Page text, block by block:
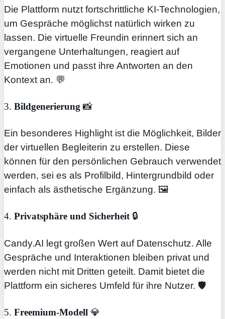
Die Plattform nutzt fortschrittliche KI-Technologien,
um Gespräche möglichst natürlich wirken zu
lassen. Die virtuelle Freundin erinnert sich an
vergangene Unterhaltungen, reagiert auf
Emotionen und passt ihre Antworten an den
Kontext an. 💬
3. Bildgenerierung 📸
Ein besonderes Highlight ist die Möglichkeit, Bilder
der virtuellen Begleiterin zu erstellen. Diese
können für den persönlichen Gebrauch verwendet
werden, sei es als Profilbild, Hintergrundbild oder
einfach als ästhetische Ergänzung. 🖼️
4. Privatsphäre und Sicherheit🔒
Candy.AI legt großen Wert auf Datenschutz. Alle
Gespräche und Interaktionen bleiben privat und
werden nicht mit Dritten geteilt. Damit bietet die
Plattform ein sicheres Umfeld für ihre Nutzer. 🛡️
5. Freemium-Modell 💎